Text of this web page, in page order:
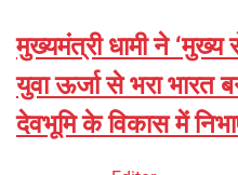
मुख्यमंत्री धामी ने
युवा ऊर्जा से भरा भारत
देवभूमि के विकास में